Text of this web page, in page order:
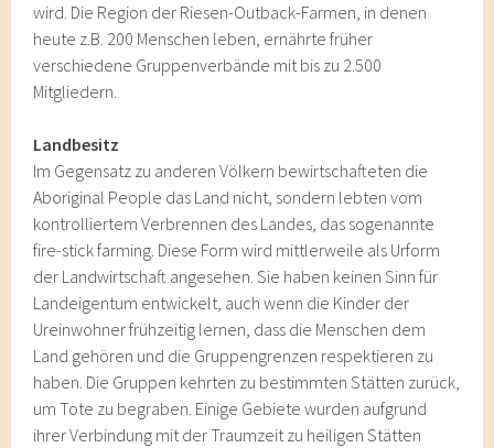
wird. Die Region der Riesen-Outback-Farmen, in denen
heute z.B. 200 Menschen leben, ernährte früher
verschiedene Gruppenverbände mit bis zu 2.500
Mitgliedern.
Landbesitz
Im Gegensatz zu anderen Völkern bewirtschafteten die
Aboriginal People das Land nicht, sondern lebten vom
kontrolliertem Verbrennen des Landes, das sogenannte
fire-stick farming. Diese Form wird mittlerweile als Urform
der Landwirtschaft angesehen. Sie haben keinen Sinn für
Landeigentum entwickelt, auch wenn die Kinder der
Ureinwohner frühzeitig lernen, dass die Menschen dem
Land gehören und die Gruppengrenzen respektieren zu
haben. Die Gruppen kehrten zu bestimmten Stätten zurück,
um Tote zu begraben. Einige Gebiete wurden aufgrund
ihrer Verbindung mit der Traumzeit zu heiligen Stätten